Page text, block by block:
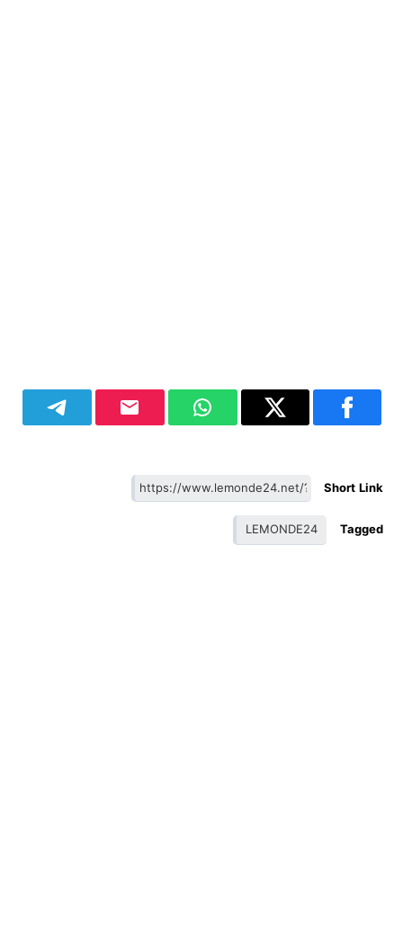
Short Link
Tagged
LEMONDE24